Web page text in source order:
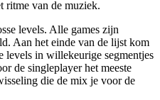
ritme van de muziek.
levels. Alle games zijn
Aan het einde van de lijst kom
levels in willekeurige segmentjes
de singleplayer het meeste
die de mix je voor de